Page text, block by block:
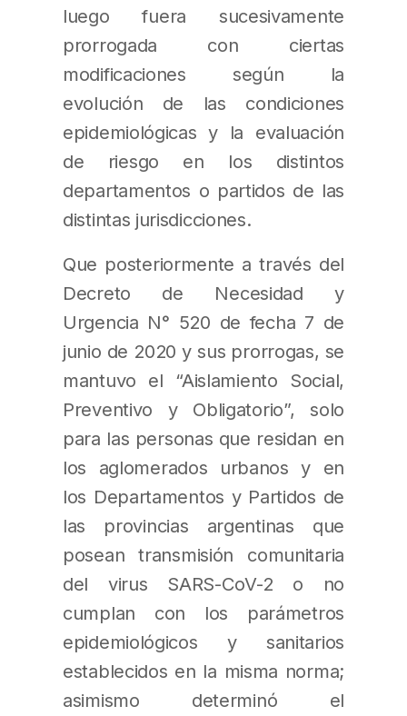
luego fuera sucesivamente
prorrogada con ciertas
modificaciones según la
evolución de las condiciones
epidemiológicas y la evaluación
de riesgo en los distintos
departamentos o partidos de las
distintas jurisdicciones.
Que posteriormente a través del
Decreto de Necesidad y
Urgencia N° 520 de fecha 7 de
junio de 2020 y sus prorrogas, se
mantuvo el “Aislamiento Social,
Preventivo y Obligatorio”, solo
para las personas que residan en
los aglomerados urbanos y en
los Departamentos y Partidos de
las provincias argentinas que
posean transmisión comunitaria
del virus SARS-CoV-2 o no
cumplan con los parámetros
epidemiológicos y sanitarios
establecidos en la misma norma;
asimismo determinó el